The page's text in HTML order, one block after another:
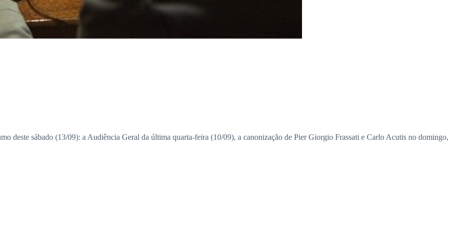
deste sábado (13/09): a Audiência Geral da última quarta-feira (10/09), a canonização de Pier Giorgio Frassati e Carlo Acutis no domingo,